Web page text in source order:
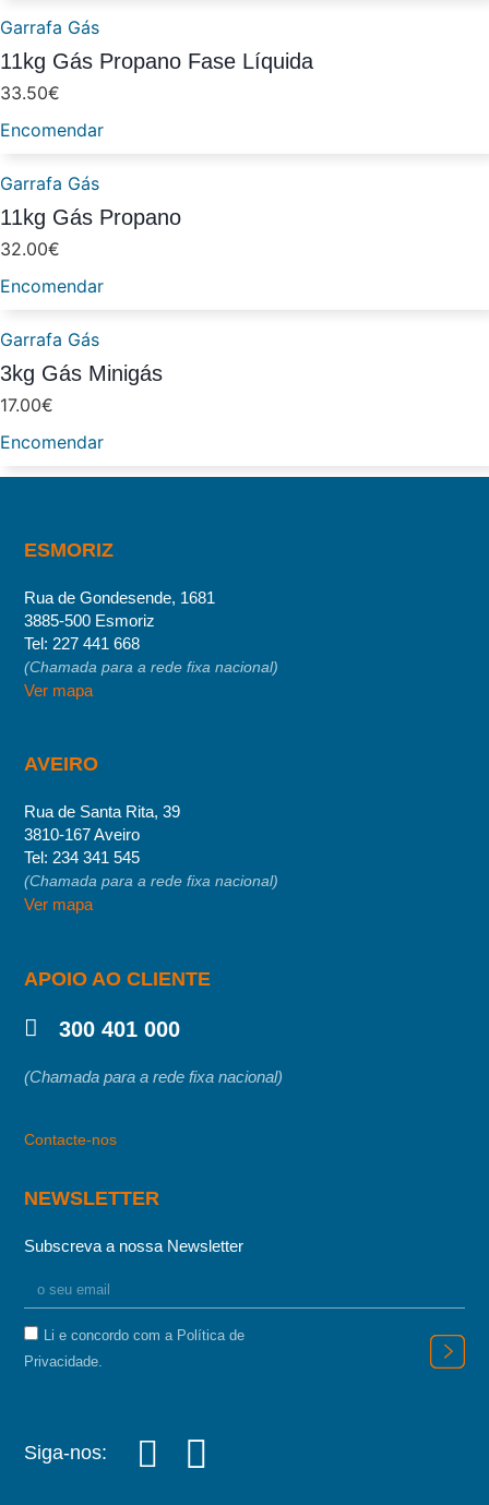
Garrafa Gás
11kg Gás Propano Fase Líquida
33.50€
Encomendar
Garrafa Gás
11kg Gás Propano
32.00€
Encomendar
Garrafa Gás
3kg Gás Minigás
17.00€
Encomendar
ESMORIZ
Rua de Gondesende, 1681
3885-500 Esmoriz
Tel: 227 441 668
(Chamada para a rede fixa nacional)
Ver mapa
AVEIRO
Rua de Santa Rita, 39
3810-167 Aveiro
Tel: 234 341 545
(Chamada para a rede fixa nacional)
Ver mapa
APOIO AO CLIENTE
300 401 000
(Chamada para a rede fixa nacional)
Contacte-nos
NEWSLETTER
Subscreva a nossa Newsletter
Li e concordo com a Política de
Privacidade.
Siga-nos: